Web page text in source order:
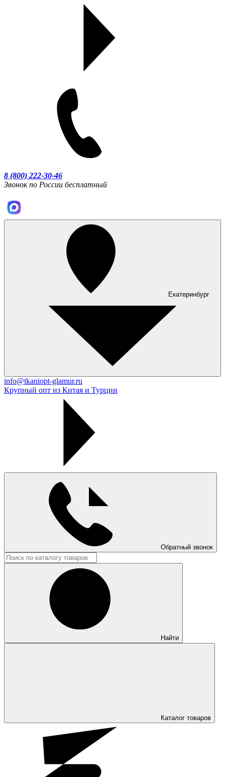
8 (800) 222-30-46
Звонок по России бесплатный
Екатеринбург
info@tkaniopt-glamur.ru
Крупный опт из Китая и Турции
Обратный звонок
Найти
Каталог товаров